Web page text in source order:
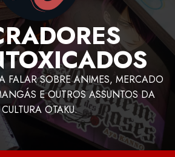
FALAR SOBRE ANIMES, MERCADO
E OUTROS ASSUNTOS DA
CULTURA OTAKU.